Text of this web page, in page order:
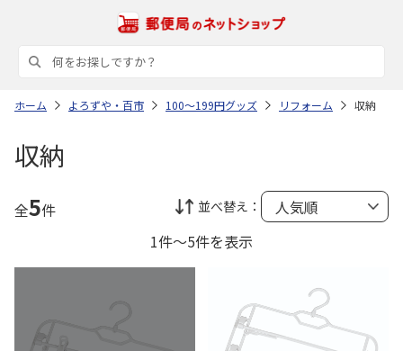
ホーム よろずや・百市 100～199円グッズ リフォーム 収納
収納
全5件 並べ替え：
1件～5件を表示